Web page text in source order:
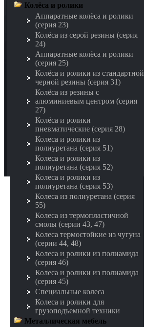
Колёса и ролики
Аппаратные колёса и ролики
(серия 23)
Колёса из серой резины (серия
24)
Аппаратные колёса и ролики
(серия 25)
Колёса и ролики из стандартной
черной резины (серия 31)
Колёса из резины с
алюминиевым центром (серия
27)
Колёса и ролики
пневматические (серия 28)
Колеса и ролики из
полиуретана (серия 51)
Колеса и ролики из
полиуретана (серия 52)
Колеса и ролики из
полиуретана (серия 53)
Колеса из полиуретана (серия
55)
Колеса из термопластичной
смолы (серии 43, 47)
Колеса термостойкие из чугуна
(серии 44, 48)
Колеса и ролики из полиамида
(серия 46)
Колеса и ролики из полиамида
(серия 45)
Специальные колеса
Колеса и ролики для
грузоподъемной техники
Металлическая мебель